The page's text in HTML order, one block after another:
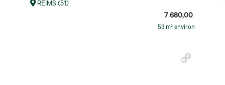
REIMS (51)
7 680,00
53 m² environ